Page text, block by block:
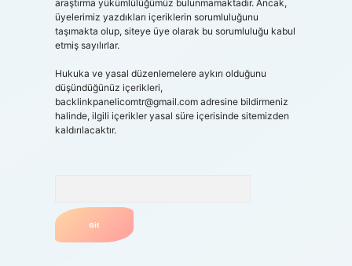
araştırma yükümlülüğümüz bulunmamaktadır. Ancak,
üyelerimiz yazdıkları içeriklerin sorumluluğunu
taşımakta olup, siteye üye olarak bu sorumluluğu kabul
etmiş sayılırlar.
Hukuka ve yasal düzenlemelere aykırı olduğunu
düşündüğünüz içerikleri,
backlinkpanelicomtr@gmail.comadresine bildirmeniz
halinde, ilgili içerikler yasal süre içerisinde sitemizden
kaldırılacaktır.